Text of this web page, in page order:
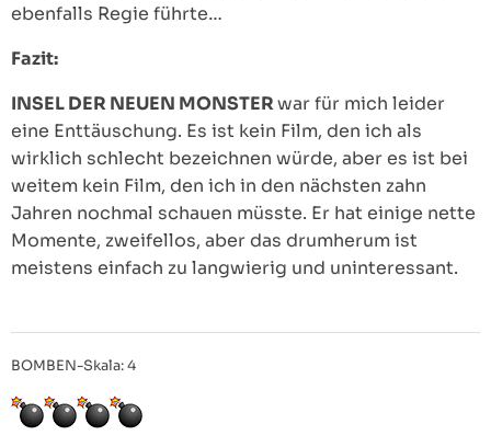
ebenfalls Regie führte…
Fazit:
INSEL DER NEUEN MONSTERwar für mich leider
eine Enttäuschung. Es ist kein Film, den ich als
wirklich schlecht bezeichnen würde, aber es ist bei
weitem kein Film, den ich in den nächsten zahn
Jahren nochmal schauen müsste. Er hat einige nette
Momente, zweifellos, aber das drumherum ist
meistens einfach zu langwierig und uninteressant.
BOMBEN-Skala: 4